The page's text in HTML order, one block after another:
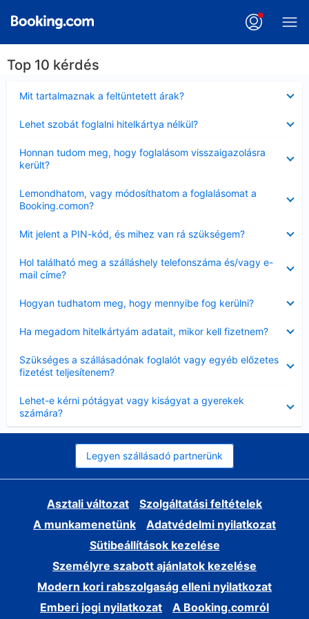
Top 10 kérdés
Mit tartalmaznak a feltüntetett árak?
Lehet szobát foglalni hitelkártya nélkül?
Honnan tudom meg, hogy foglalásom visszaigazolásra
került?
Lemondhatom, vagy módosíthatom a foglalásomat a
Booking.comon?
Mit jelent a PIN-kód, és mihez van rá szükségem?
Hol található meg a szálláshely telefonszáma és/vagy e-
mail címe?
Hogyan tudhatom meg, hogy mennyibe fog kerülni?
Ha megadom hitelkártyám adatait, mikor kell fizetnem?
Szükséges a szállásadónak foglalót vagy egyéb előzetes
fizetést teljesítenem?
Lehet-e kérni pótágyat vagy kiságyat a gyerekek
számára?
Legyen szállásadó partnerünk
Asztali változat
Szolgáltatási feltételek
A munkamenetünk
Adatvédelmi nyilatkozat
Sütibeállítások kezelése
Személyre szabott ajánlatok kezelése
Modern kori rabszolgaság elleni nyilatkozat
Emberi jogi nyilatkozat
A Booking.comról